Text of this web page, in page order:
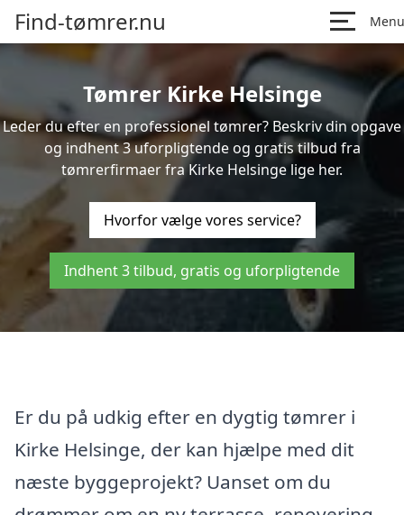
Find-tømrer.nu Menu
Tømrer Kirke Helsinge
Leder du efter en professionel tømrer? Beskriv din opgave
og indhent 3 uforpligtende og gratis tilbud fra
tømrerfirmaer fra Kirke Helsinge lige her.
Hvorfor vælge vores service?
Indhent 3 tilbud, gratis og uforpligtende
Er du på udkig efter en dygtig tømrer i
Kirke Helsinge, der kan hjælpe med dit
næste byggeprojekt? Uanset om du